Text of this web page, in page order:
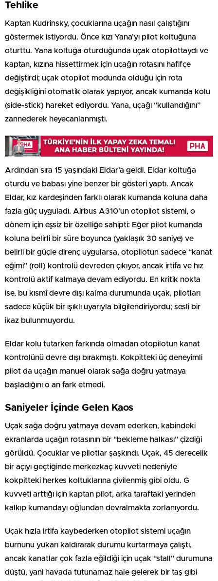
Tehlike
Kaptan Kudrinsky, çocuklarına uçağın nasıl çalıştığını
göstermek istiyordu. Önce kızı Yana’yı pilot koltuğuna
oturttu. Yana koltuğa oturduğunda uçak otopilottaydı ve
kaptan, kızına hissettirmek için uçağın rotasını hafifçe
değiştirdi; uçak otopilot modunda olduğu için rota
değişikliğini otomatik olarak yapıyor, ancak kumanda kolu
(side-stick) hareket ediyordu. Yana, uçağı “kullandığını”
zannederek heyecanlanmıştı.
Ardından sıra 15 yaşındaki Eldar’a geldi. Eldar koltuğa
oturdu ve babası yine benzer bir gösteri yaptı. Ancak
Eldar, kız kardeşinden farklı olarak kumanda koluna daha
fazla güç uyguladı. Airbus A310’un otopilot sistemi, o
dönem için eşsiz bir özelliğe sahipti: Eğer pilot kumanda
koluna belirli bir süre boyunca (yaklaşık 30 saniye) ve
belirli bir güçle direnç uygularsa, otopilotun sadece “kanat
eğimi” (roll) kontrolü devreden çıkıyor, ancak irtifa ve hız
kontrolü aktif kalmaya devam ediyordu. En kritik nokta
ise, bu kısmî devre dışı kalma durumunda uçak, pilotları
sadece küçük bir ışıklı uyarıyla bilgilendiriyordu; sesli bir
ikaz bulunmuyordu.
Eldar kolu tutarken farkında olmadan otopilotun kanat
kontrolünü devre dışı bırakmıştı. Kokpitteki üç deneyimli
pilot da uçağın manuel olarak sağa doğru yatmaya
başladığını o an fark etmedi.
Saniyeler İçinde Gelen Kaos
Uçak sağa doğru yatmaya devam ederken, kabindeki
ekranlarda uçağın rotasının bir “bekleme halkası” çizdiği
görüldü. Çocuklar ve pilotlar şaşkındı. Uçak, 45 derecelik
bir açıyı geçtiğinde merkezkaç kuvveti nedeniyle
kokpitteki herkes koltuklarına çivilenmiş gibi oldu. G
kuvveti arttığı için kaptan pilot, arka taraftaki yerinden
kalkıp kumandayı oğlundan devralmakta zorlanıyordu.
Uçak hızla irtifa kaybederken otopilot sistemi uçağın
burnunu yukarı kaldırarak durumu kurtarmaya çalıştı,
ancak kanatlar çok fazla eğildiği için uçak “stall” durumuna
düştü, yani havada tutunamaz hale gelerek bir taş gibi